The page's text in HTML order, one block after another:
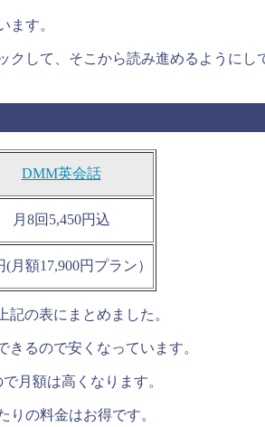
ます。
して、そこから読み進めるようにし
DMM英会話
月8回5,450円込
(月額17,900円プラン）
の表にまとめました。
るので安くなっています。
月額は高くなります。
の料金はお得です。